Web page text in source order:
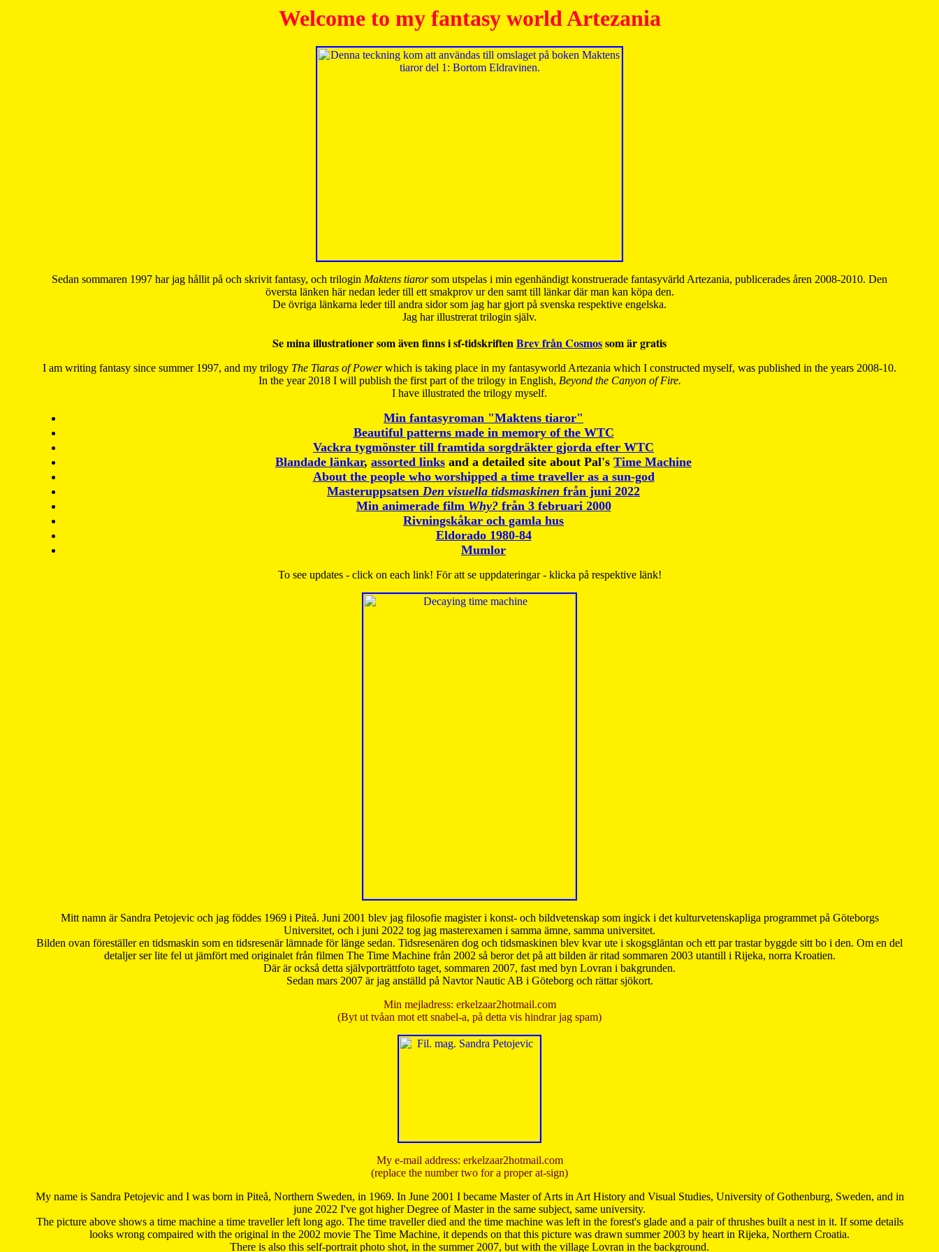
Welcome to my fantasy world Artezania
Sedan sommaren 1997 har jag hållit på och skrivit fantasy, och trilogin Maktens tiarorsom utspelas i min egenhändigt konstruerade fantasyvärld Artezania, publicerades åren 2008-2010. Den
översta länken här nedan leder till ett smakprov ur den samt till länkar där man kan köpa den.
De övriga länkarna leder till andra sidor som jag har gjort på svenska respektive engelska.
Jag har illustrerat trilogin själv.
Se mina illustrationer som även finns i sf-tidskriftenBrev från Cosmossom är gratis
I am writing fantasy since summer 1997, and my trilogy The Tiaras of Powerwhich is taking place in my fantasyworld Artezania which I constructed myself, was published in the years 2008-10.
In the year 2018 I will publish the first part of the trilogy in English, Beyond the Canyon of Fire.
I have illustrated the trilogy myself.
Min fantasyroman "Maktens tiaror"
Beautiful patterns made in memory of the WTC
Vackra tygmönster till framtida sorgdräkter gjorda efter WTC
Blandade länkar, assorted links and a detailed site about Pal's Time Machine
About the people who worshipped a time traveller as a sun-god
Masteruppsatsen Den visuella tidsmaskinen från juni 2022
Min animerade film Why?från 3 februari 2000
Rivningskåkar och gamla hus
Eldorado 1980-84
Mumlor
To see updates - click on each link! För att se uppdateringar - klicka på respektive länk!
Mitt namn är Sandra Petojevic och jag föddes 1969 i Piteå. Juni 2001 blev jag filosofie magister i konst- och bildvetenskap som ingick i det kulturvetenskapliga programmet på Göteborgs
Universitet, och i juni 2022 tog jag masterexamen i samma ämne, samma universitet.
Bilden ovan föreställer en tidsmaskin som en tidsresenär lämnade för länge sedan. Tidsresenären dog och tidsmaskinen blev kvar ute i skogsgläntan och ett par trastar byggde sitt bo i den. Om en del
detaljer ser lite fel ut jämfört med originalet från filmen The Time Machine från 2002 så beror det på att bilden är ritad sommaren 2003 utantill i Rijeka, norra Kroatien.
Där är också detta självporträttfoto taget, sommaren 2007, fast med byn Lovran i bakgrunden.
Sedan mars 2007 är jag anställd på Navtor Nautic AB i Göteborg och rättar sjökort.
Min mejladress: erkelzaar2hotmail.com
(Byt ut tvåan mot ett snabel-a, på detta vis hindrar jag spam)
My e-mail address: erkelzaar2hotmail.com
(replace the number two for a proper at-sign)
My name is Sandra Petojevic and I was born in Piteå, Northern Sweden, in 1969. In June 2001 I became Master of Arts in Art History and Visual Studies, University of Gothenburg, Sweden, and in
june 2022 I've got higher Degree of Master in the same subject, same university.
The picture above shows a time machine a time traveller left long ago. The time traveller died and the time machine was left in the forest's glade and a pair of thrushes built a nest in it. If some details
looks wrong compaired with the original in the 2002 movie The Time Machine, it depends on that this picture was drawn summer 2003 by heart in Rijeka, Northern Croatia.
There is also this self-portrait photo shot, in the summer 2007, but with the village Lovran in the background.